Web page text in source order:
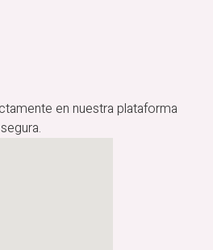
en nuestra plataforma